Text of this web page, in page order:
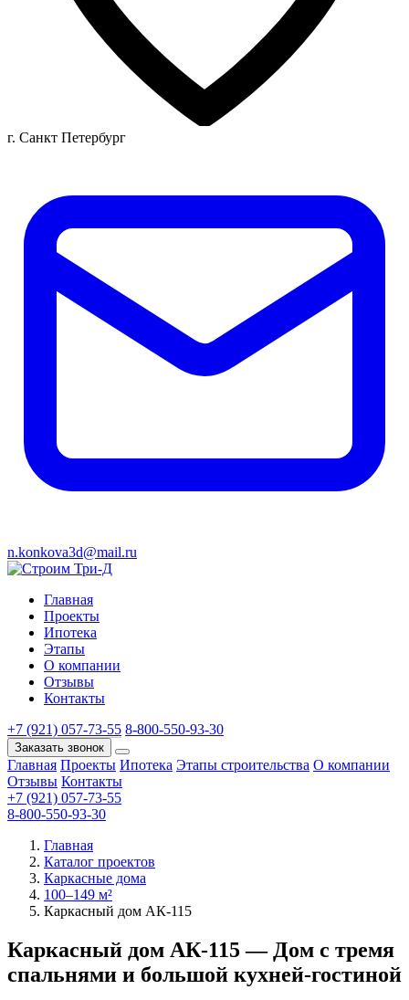
г. Санкт Петербург
n.konkova3d@mail.ru
Главная
Проекты
Ипотека
Этапы
О компании
Отзывы
Контакты
+7 (921) 057-73-55 8-800-550-93-30
Заказать звонок
Главная Проекты Ипотека Этапы строительства О компании
Отзывы Контакты
+7 (921) 057-73-55
8-800-550-93-30
Главная
Каталог проектов
Каркасные дома
100–149 м²
Каркасный дом АК-115
Каркасный дом АК-115 — Дом с тремя
спальнями и большой кухней-гостиной